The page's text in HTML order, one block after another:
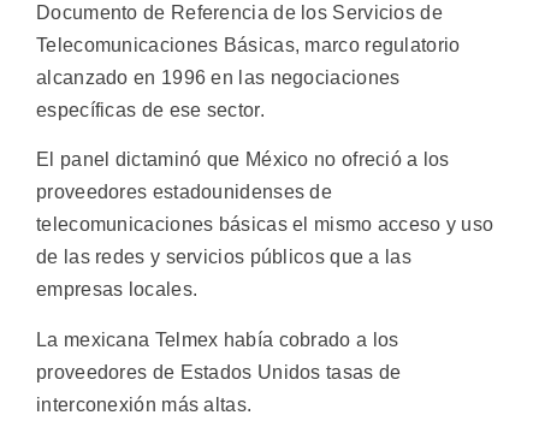
Documento de Referencia de los Servicios de
Telecomunicaciones Básicas, marco regulatorio
alcanzado en 1996 en las negociaciones
específicas de ese sector.
El panel dictaminó que México no ofreció a los
proveedores estadounidenses de
telecomunicaciones básicas el mismo acceso y uso
de las redes y servicios públicos que a las
empresas locales.
La mexicana Telmex había cobrado a los
proveedores de Estados Unidos tasas de
interconexión más altas.